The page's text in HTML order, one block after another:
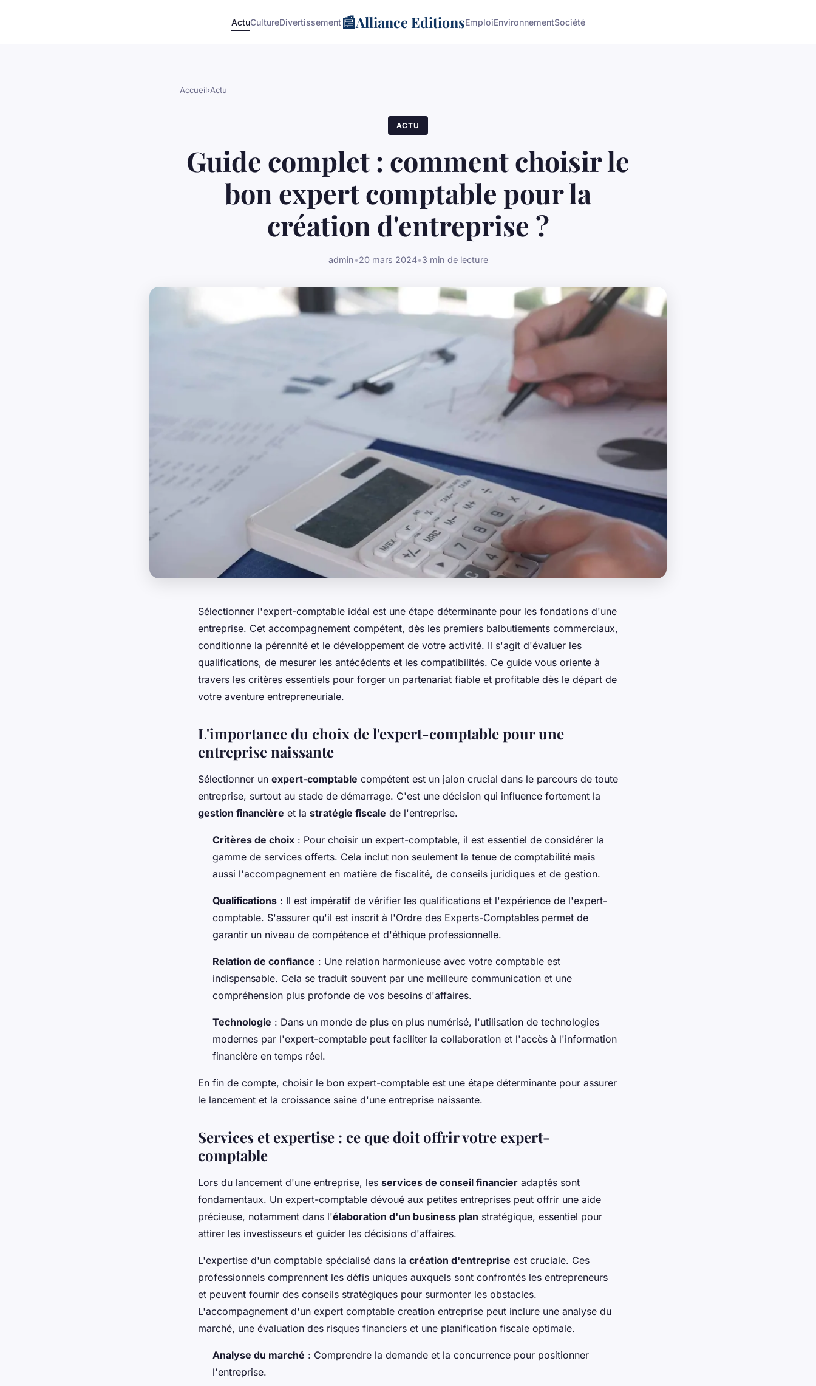
ActuCultureDivertissement📰Alliance EditionsEmploiEnvironnementSociété
Accueil›Actu
ACTU
Guide complet : comment choisir le
bon expert comptable pour la
création d'entreprise ?
admin•20 mars 2024•3 min de lecture
Sélectionner l'expert-comptable idéal est une étape déterminante pour les fondations d'une
entreprise. Cet accompagnement compétent, dès les premiers balbutiements commerciaux,
conditionne la pérennité et le développement de votre activité. Il s'agit d'évaluer les
qualifications, de mesurer les antécédents et les compatibilités. Ce guide vous oriente à
travers les critères essentiels pour forger un partenariat fiable et profitable dès le départ de
votre aventure entrepreneuriale.
L'importance du choix de l'expert-comptable pour une
entreprise naissante
Sélectionner un expert-comptable compétent est un jalon crucial dans le parcours de toute
entreprise, surtout au stade de démarrage. C'est une décision qui influence fortement la
gestion financière et la stratégie fiscale de l'entreprise.
Critères de choix : Pour choisir un expert-comptable, il est essentiel de considérer la
gamme de services offerts. Cela inclut non seulement la tenue de comptabilité mais
aussi l'accompagnement en matière de fiscalité, de conseils juridiques et de gestion.
Qualifications : Il est impératif de vérifier les qualifications et l'expérience de l'expert-
comptable. S'assurer qu'il est inscrit à l'Ordre des Experts-Comptables permet de
garantir un niveau de compétence et d'éthique professionnelle.
Relation de confiance : Une relation harmonieuse avec votre comptable est
indispensable. Cela se traduit souvent par une meilleure communication et une
compréhension plus profonde de vos besoins d'affaires.
Technologie : Dans un monde de plus en plus numérisé, l'utilisation de technologies
modernes par l'expert-comptable peut faciliter la collaboration et l'accès à l'information
financière en temps réel.
En fin de compte, choisir le bon expert-comptable est une étape déterminante pour assurer
le lancement et la croissance saine d'une entreprise naissante.
Services et expertise : ce que doit offrir votre expert-
comptable
Lors du lancement d'une entreprise, les services de conseil financier adaptés sont
fondamentaux. Un expert-comptable dévoué aux petites entreprises peut offrir une aide
précieuse, notamment dans l'élaboration d'un business plan stratégique, essentiel pour
attirer les investisseurs et guider les décisions d'affaires.
L'expertise d'un comptable spécialisé dans la création d'entreprise est cruciale. Ces
professionnels comprennent les défis uniques auxquels sont confrontés les entrepreneurs
et peuvent fournir des conseils stratégiques pour surmonter les obstacles.
L'accompagnement d'un expert comptable creation entreprise peut inclure une analyse du
marché, une évaluation des risques financiers et une planification fiscale optimale.
Analyse du marché : Comprendre la demande et la concurrence pour positionner
l'entreprise.